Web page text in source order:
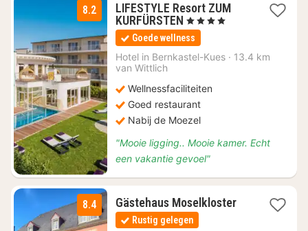
8.2
LIFESTYLE Resort ZUM
KURFÜRSTEN 1
nacht
vanaf
€
, 4 Sterren
Goede wellness
Hotel in Bernkastel-Kues · 13.4 km
van Wittlich
Wellnessfaciliteiten
Goed restaurant
Nabij de Moezel
"Mooie ligging.. Mooie kamer. Echt
een vakantie gevoel"
8.4 Gästehaus Moselkloster2
nachten
Rustig gelegen